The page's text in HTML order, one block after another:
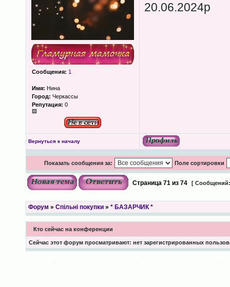
Сообщения: 1
Имя: Нина
Город: Черкассы
Репутация: 0
20.06.2024р
Вернуться к началу
Показать сообщения за: Поле сортировки
Страница 71из 74 [
Форум » Спільні покупки» * БАЗАРЧИК *
Кто сейчас на конференции
Сейчас этот форум просматривают: нет зарегистрированных